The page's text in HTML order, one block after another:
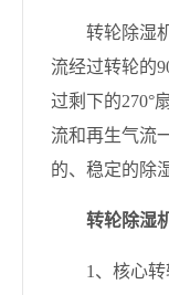
转轮除湿机
流经过转轮的
过剩下的270°
流和再生气流
的、稳定的除
转轮除湿
1 、核心